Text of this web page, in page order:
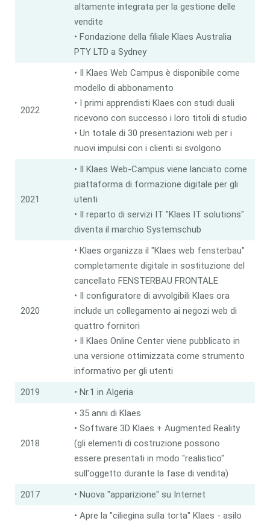
altamente integrata per la gestione delle
vendite
• Fondazione della filiale Klaes Australia
PTY LTD a Sydney
2022
• Il Klaes Web Campus è disponibile come
modello di abbonamento
• I primi apprendisti Klaes con studi duali
ricevono con successo i loro titoli di studio
• Un totale di 30 presentazioni web per i
nuovi impulsi con i clienti si svolgono
2021
• Il Klaes Web-Campus viene lanciato come
piattaforma di formazione digitale per gli
utenti
• Il reparto di servizi IT "Klaes IT solutions"
diventa il marchio Systemschub
2020
• Klaes organizza il "Klaes web fensterbau"
completamente digitale in sostituzione del
cancellato FENSTERBAU FRONTALE
• Il configuratore di avvolgibili Klaes ora
include un collegamento ai negozi web di
quattro fornitori
• Il Klaes Online Center viene pubblicato in
una versione ottimizzata come strumento
informativo per gli utenti
2019
• Nr.1 in Algeria
2018
• 35 anni di Klaes
• Software 3D Klaes + Augmented Reality
(gli elementi di costruzione possono
essere presentati in modo "realistico"
sull'oggetto durante la fase di vendita)
2017
• Nuova "apparizione" su Internet
• Apre la "ciliegina sulla torta" Klaes - asilo